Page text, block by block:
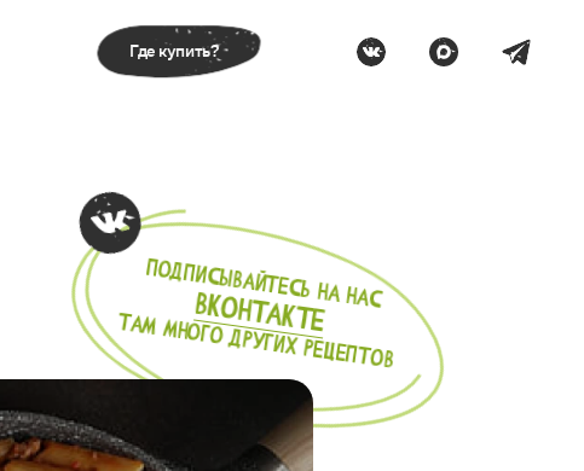
Где купить?
Подписывайтесь на нас
вконтакте
там Много других рецептов